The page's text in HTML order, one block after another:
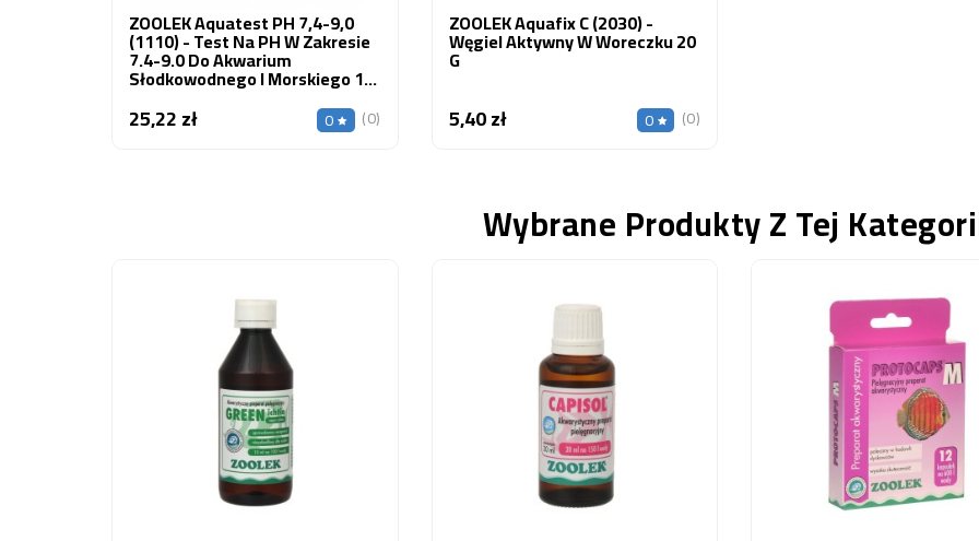
ZOOLEK Aquatest PH 7,4-9,0
(1110) - Test Na PH W Zakresie
7.4-9.0 Do Akwarium
Słodkowodnego I Morskiego 1
25,22 złCena 0 (0)
ZOOLEK Aquafix C (2030) -
Węgiel Aktywny W Woreczku 20
G
5,40 złCena 0 (0)
Wybrane Produkty Z Tej